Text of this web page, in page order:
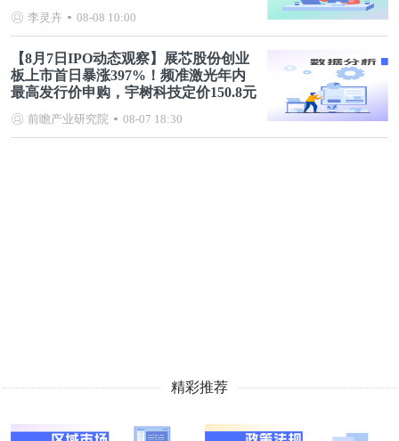
李灵卉 08-08 10:00
【8月7日IPO动态观察】展芯股份创业
板上市首日暴涨397%！频准激光年内
最高发行价申购，宇树科技定价150.8元
前瞻产业研究院 08-07 18:30
精彩推荐